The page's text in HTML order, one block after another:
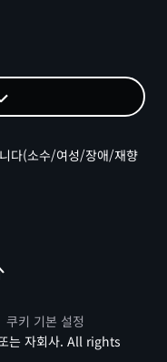
다(소수/여성/장애/재향
쿠키 기본 설정
는 자회사. All rights